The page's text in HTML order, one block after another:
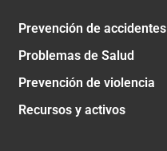
Prevención de accidentes
Problemas de Salud
Prevención de violencia
Recursos y activos